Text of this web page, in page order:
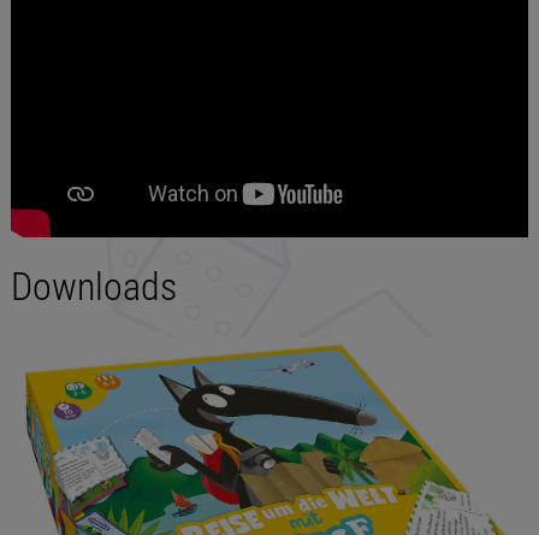
Downloads